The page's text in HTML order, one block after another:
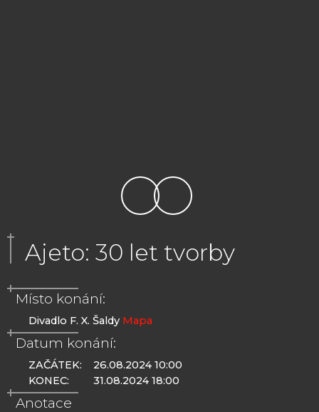
Ajeto: 30 let tvorby
Místo konání:
Divadlo F. X. Šaldy Mapa
Datum konání:
ZAČÁTEK:
KONEC:
26.08.2024 10:00
31.08.2024 18:00
Anotace